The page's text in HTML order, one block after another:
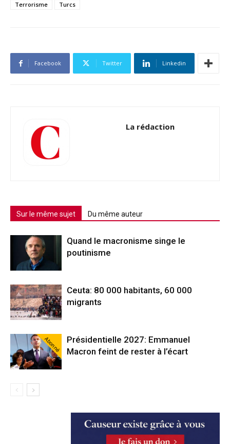
Terrorisme
Turcs
Facebook Twitter Linkedin
La rédaction
Sur le même sujet Du même auteur
Quand le macronisme singe le
poutinisme
Ceuta: 80 000 habitants, 60 000
migrants
Abonné
Présidentielle 2027: Emmanuel
Macron feint de rester à l’écart